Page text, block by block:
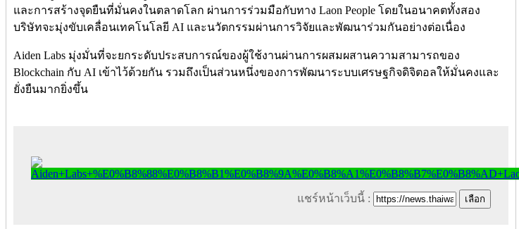
และการสร้างจุดยืนที่มั่นคงในตลาดโลก ผ่านการร่วมมือกับทาง Laon People โดยในอนาคตทั้งสอง
บริษัทจะมุ่งขับเคลื่อนเทคโนโลยี AI และนวัตกรรมผ่านการวิจัยและพัฒนาร่วมกันอย่างต่อเนื่อง
Aiden Labs มุ่งมั่นที่จะยกระดับประสบการณ์ของผู้ใช้งานผ่านการผสมผสานความสามารถของ
Blockchain กับ AI เข้าไว้ด้วยกัน รวมถึงเป็นส่วนหนึ่งของการพัฒนาระบบเศรษฐกิจดิจิตอลให้มั่นคงและ
ยั่งยืนมากยิ่งขึ้น
แชร์หน้าเว็บนี้ :